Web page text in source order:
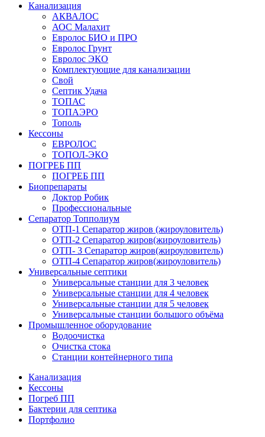
Канализация
АКВАЛОС
АОС Малахит
Евролос БИО и ПРО
Евролос Грунт
Евролос ЭКО
Комплектующие для канализации
Свой
Септик Удача
ТОПАС
ТОПАЭРО
Тополь
Кессоны
ЕВРОЛОС
ТОПОЛ-ЭКО
ПОГРЕБ ПП
ПОГРЕБ ПП
Биопрепараты
Доктор Робик
Профессиональные
Сепаратор Топполиум
ОТП-1 Сепаратор жиров (жироуловитель)
ОТП-2 Сепаратор жиров(жироуловитель)
ОТП- 3 Сепаратор жиров(жироуловитель)
ОТП-4 Сепаратор жиров(жироуловитель)
Универсальные септики
Универсальные станции для 3 человек
Универсальные станции для 4 человек
Универсальные станции для 5 человек
Универсальные станции большого объёма
Промышленное оборудование
Водоочистка
Очистка стока
Станции контейнерного типа
Канализация
Кессоны
Погреб ПП
Бактерии для септика
Портфолио